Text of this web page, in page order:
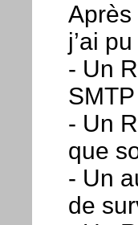
Après
j’ai
- Un
- Un
que
- Un
de